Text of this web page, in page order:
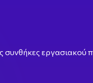
εργασιακού